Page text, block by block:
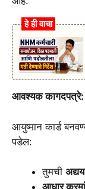
हे ही वाचा
आवश्यक कागदपत्रे:
आयुष्मान कार्ड
पडेल:
तुमची